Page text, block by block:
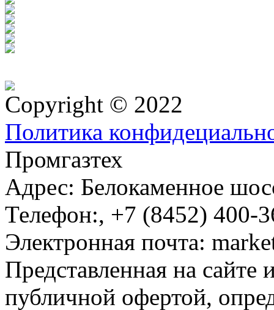
Copyright © 2022
Политика
Промгазтех
Адрес: Белокаменное
Телефон:, +7 (8452) 400-
Электронная почта:
Представленная на сайте
публичной офертой,